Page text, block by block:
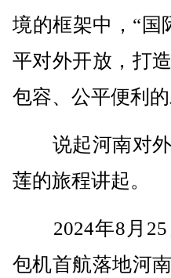
境的框架中，“国
平对外开放，打
包容、公平便利的
说起河南对外
莲的旅程讲起。
2024年8月25
包机首航落地河